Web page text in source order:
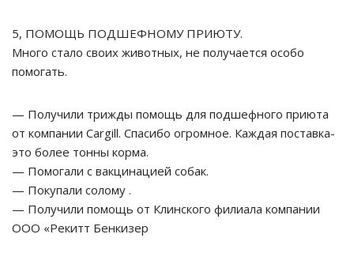
5, ПОМОЩЬ ПОДШЕФНОМУ ПРИЮТУ.
Много стало своих животных, не получается особо
помогать.
— Получили трижды помощь для подшефного приюта
от компании Cargill. Спасибо огромное. Каждая поставка-
это более тонны корма.
— Помогали с вакцинацией собак.
— Покупали солому .
— Получили помощь от Клинского филиала компании
ООО «Рекитт Бенкизер